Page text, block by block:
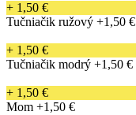
+ 1,50 €
Tučniačik ružový +1,50 €
+ 1,50 €
Tučniačik modrý +1,50 €
+ 1,50 €
Mom +1,50 €